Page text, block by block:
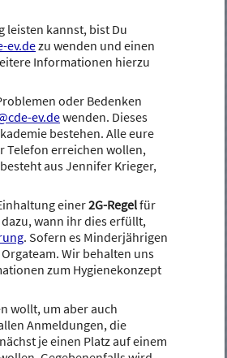
leisten kannst, bist Du
ev.dezu wenden und einen
Informationen hierzu
oder Bedenken
ev.dewenden. Dieses
bestehen. Alle eure
Telefon erreichen wollen,
aus Jennifer Krieger,
einer2G-Regelfür
wann ihr dies erfüllt,
. Sofern es Minderjährigen
Wir behalten uns
zum Hygienekonzept
wollt, um aber auch
Anmeldungen, die
je einen Platz auf einem